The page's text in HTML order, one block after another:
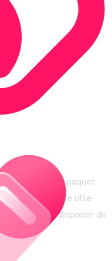
d’installer le paquet
ce qui peut être utile
Vous devez disposer de
: